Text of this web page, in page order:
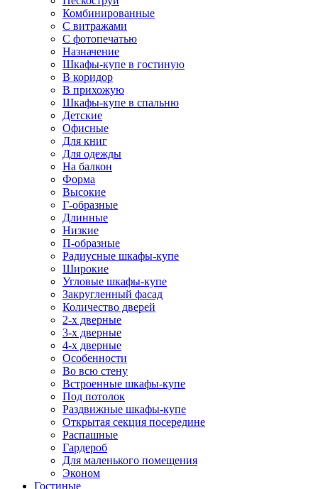
Комбинированные
С витражами
С фотопечатью
Назначение
Шкафы-купе в гостиную
В коридор
В прихожую
Шкафы-купе в спальню
Детские
Офисные
Для книг
Для одежды
На балкон
Форма
Высокие
Г-образные
Длинные
Низкие
П-образные
Радиусные шкафы-купе
Широкие
Угловые шкафы-купе
Закругленный фасад
Количество дверей
2-х дверные
3-х дверные
4-х дверные
Особенности
Во всю стену
Встроенные шкафы-купе
Под потолок
Раздвижные шкафы-купе
Открытая секция посередине
Распашные
Гардероб
Для маленького помещения
Эконом
Гостиные